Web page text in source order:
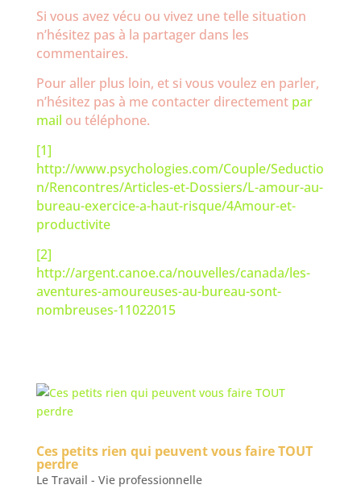
Si vous avez vécu ou vivez une telle situation
n’hésitez pas à la partager dans les
commentaires.
Pour aller plus loin, et si vous voulez en parler,
n’hésitez pas à me contacter directement par
mail ou téléphone.
[1]
http://www.psychologies.com/Couple/Seductio
n/Rencontres/Articles-et-Dossiers/L-amour-au-
bureau-exercice-a-haut-risque/4Amour-et-
productivite
[2]
http://argent.canoe.ca/nouvelles/canada/les-
aventures-amoureuses-au-bureau-sont-
nombreuses-11022015
Ces petits rien qui peuvent vous faire TOUT
perdre
Le Travail - Vie professionnelle